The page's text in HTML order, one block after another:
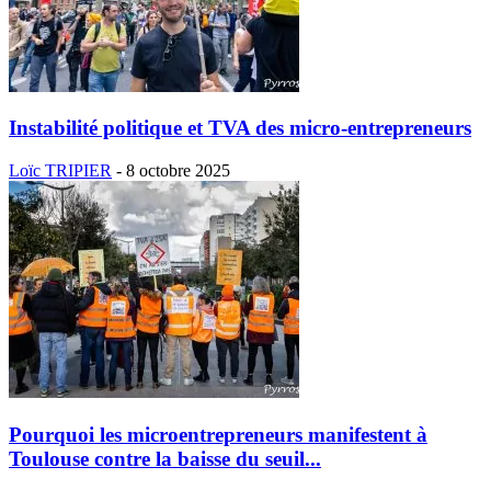
Instabilité politique et TVA des micro-entrepreneurs
Loïc TRIPIER - 8 octobre 2025
Pourquoi les microentrepreneurs manifestent à
Toulouse contre la baisse du seuil...